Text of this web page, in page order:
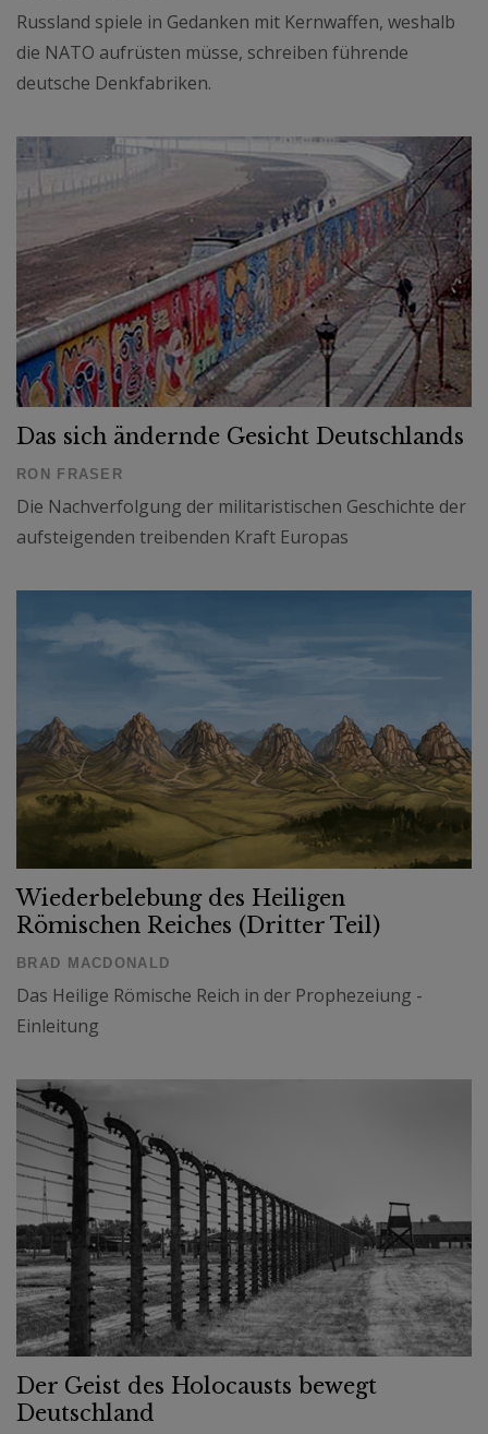
Russland spiele in Gedanken mit Kernwaffen, weshalb
die NATO aufrüsten müsse, schreiben führende
deutsche Denkfabriken.
Das sich ändernde Gesicht Deutschlands
RON FRASER
Die Nachverfolgung der militaristischen Geschichte der
aufsteigenden treibenden Kraft Europas
Wiederbelebung des Heiligen
Römischen Reiches (Dritter Teil)
BRAD MACDONALD
Das Heilige Römische Reich in der Prophezeiung -
Einleitung
Der Geist des Holocausts bewegt
Deutschland